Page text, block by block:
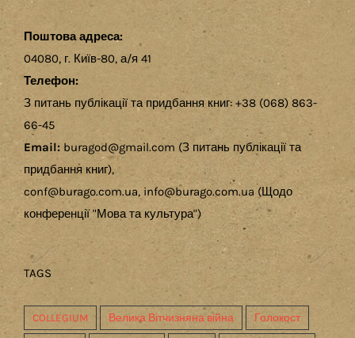
Поштова адреса:
04080, г. Київ-80, а/я 41
Телефон:
З питань публікації та придбання книг: +38 (068) 863-
66-45
Email: buragod@gmail.com (З питань публікації та
придбання книг),
conf@burago.com.ua, info@burago.com.ua (Щодо
конференції "Мова та культура")
TAGS
COLLEGIUM Велика Вітчизняна війна Голокост